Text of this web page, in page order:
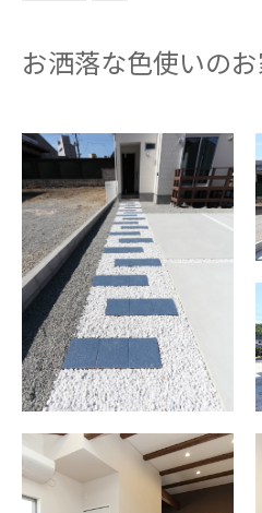
design casa
問い合わせ
お電話
お洒落な色使いの